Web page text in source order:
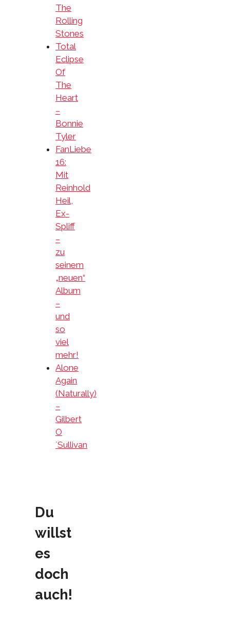
The
Rolling
Stones
Total
Eclipse
Of
The
Heart
–
Bonnie
Tyler
FanLiebe
16:
Mit
Reinhold
Heil,
Ex-
Spliff
–
zu
seinem
„neuen“
Album
–
und
so
viel
mehr!
Alone
Again
(Naturally)
–
Gilbert
O
´Sullivan
Du
willst
es
doch
auch!